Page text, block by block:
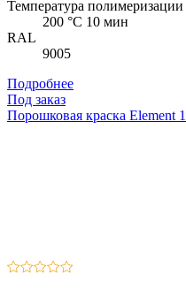
Температура полимеризации
200 °C 10 мин
RAL
9005
Подробнее
Под заказ
Порошковая краска Element